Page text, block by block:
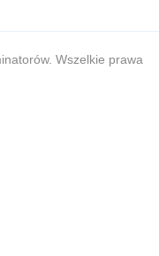
Wszelkie prawa